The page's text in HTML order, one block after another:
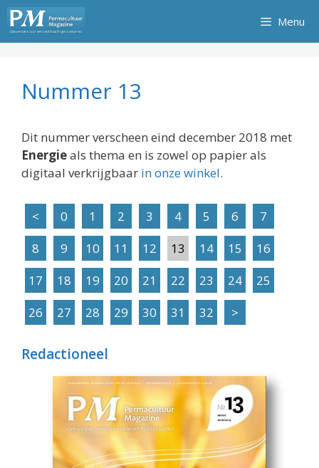
Ga
naar
de
Menu
Nummer 13
Dit nummer verscheen eind december 2018 met
Energieals thema en is zowel op papier als
digitaal verkrijgbaar in onze winkel.
< 0 1 2 3 4 5 6
7
8
9 10 11 12 13 14 15
16
17
18 19 20 21 22 23 24
25
26
27 28 29 30 31 32 >
Redactioneel